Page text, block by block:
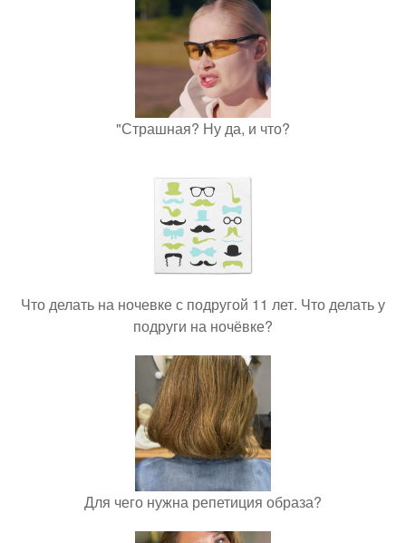
"Страшная? Ну да, и что?
Что делать на ночевке с подругой 11 лет. Что делать у
подруги на ночёвке?
Для чего нужна репетиция образа?